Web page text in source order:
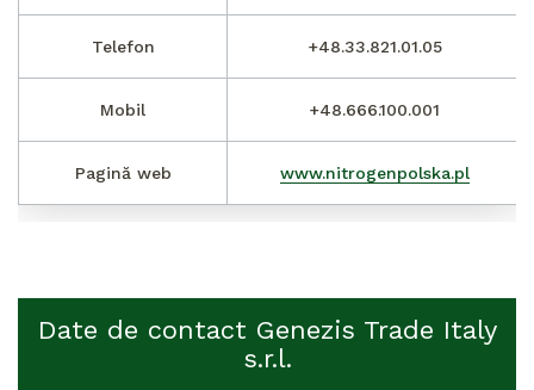
Telefon +48.33.821.01.05
Mobil +48.666.100.001
Pagină web www.nitrogenpolska.pl
Date de contact Genezis Trade Italy
s.r.l.